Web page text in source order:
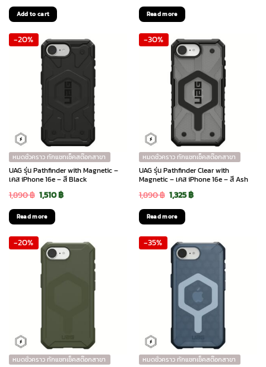
price
was:
1,390 ฿.890 ฿.
Add to cart
price
was:
1,790 ฿.1,090 ฿.
Read more
-20%
หมดชั่วคราว ทักแชทเช็คสต๊อกสาขา
UAG รุ่น Pathfinder with Magnetic –
เคส iPhone 16e – สี Black
1,890฿ Original
price
was:
1,890 ฿.
1,510฿Current
1,510 ฿.
Read more
-30%
หมดชั่วคราว ทักแชทเช็คสต๊อกสาขา
UAG รุ่น Pathfinder Clear with
Magnetic – เคส iPhone 16e – สี Ash
1,890฿ Original
price
was:
1,890 ฿.
1,325฿Current
1,325 ฿.
Read more
-20%
หมดชั่วคราว ทักแชทเช็คสต๊อกสาขา
-35%
หมดชั่วคราว ทักแชทเช็คสต๊อกสาขา